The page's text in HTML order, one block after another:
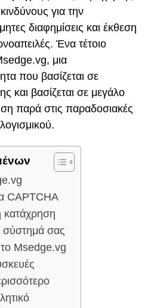
για την
διαφημίσεις και έκθεση
Ένα τέτοιο
μια
που βασίζεται σε
και βασίζεται σε μεγάλο
παρά στις παραδοσιακές
CAPTCHA
κατάχρηση
σύστημά σας
Msedge.vg